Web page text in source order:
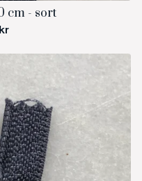
cm - sort
kr